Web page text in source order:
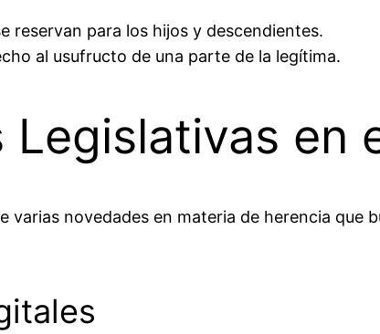
reservan para los hijos y descendientes.
al usufructo de una parte de la legítima.
Legislativas en
varias novedades en materia de herencia que